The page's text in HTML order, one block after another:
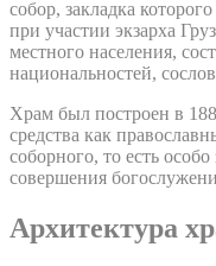
собор, закладка
при участии экзарха
местного населения,
национальностей,
Храм был построен в
средства как
соборного, то есть
совершения
Архитектура